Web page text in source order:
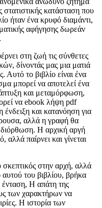
κατάσταση που
ήταν ένα κρυφό διαμάντι,
αφήγησης δωρεάν
στη ζωή τις σύνθετες
δίνοντάς μας μια ματιά
Αυτό το βιβλίο είναι ένα
μπορεί να αποτελεί ένα
και μεταμόρφωση,
να ebook λήψη pdf
και κατανόηση για
αλλά η γραφή θα
Η αρχική αργή
αλλά παίρνει και γίνεται
στην αρχή, αλλά
του βιβλίου, βρήκα
ένταση, Η απάτη της
των χαρακτήρων να
Η ιστορία των